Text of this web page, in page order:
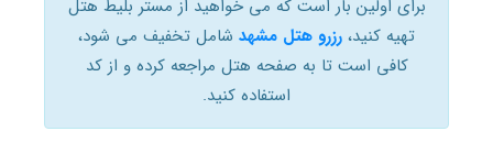
برای اولین بار است که می خواهید از مستر بلیط هتل
تهیه کنید، رزرو هتل مشهد شامل تخفیف می شود،
کافی است تا به صفحه هتل مراجعه کرده و از کد
استفاده کنید.